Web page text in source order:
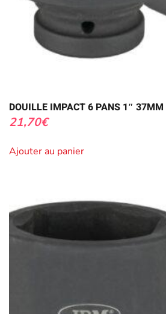
DOUILLE IMPACT 6 PANS 1″
21,70€
Ajouter au panier